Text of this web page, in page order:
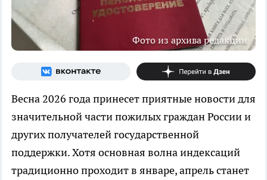
Фото из архива редакции
Весна 2026 года принесет приятные новости для
значительной части пожилых граждан России и
других получателей государственной
поддержки. Хотя основная волна индексаций
традиционно проходит в январе, апрель станет